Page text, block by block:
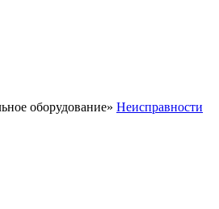
оборудование» Неисправности